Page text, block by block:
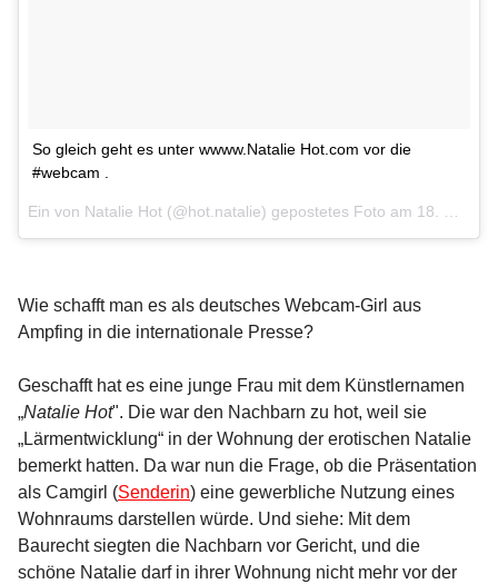
So gleich geht es unter wwww.Natalie Hot.com vor die
#webcam .
Ein von Natalie Hot (@hot.natalie) gepostetes Foto am 18. Mai 2016 um 9:46 Uhr
Wie schafft man es als deutsches Webcam-Girl aus
Ampfing in die internationale Presse?
Geschafft hat es eine junge Frau mit dem Künstlernamen
„Natalie Hot". Die war den Nachbarn zu hot, weil sie
„Lärmentwicklung“ in der Wohnung der erotischen Natalie
bemerkt hatten. Da war nun die Frage, ob die Präsentation
als Camgirl (Senderin) eine gewerbliche Nutzung eines
Wohnraums darstellen würde. Und siehe: Mit dem
Baurecht siegten die Nachbarn vor Gericht, und die
schöne Natalie darf in ihrer Wohnung nicht mehr vor der